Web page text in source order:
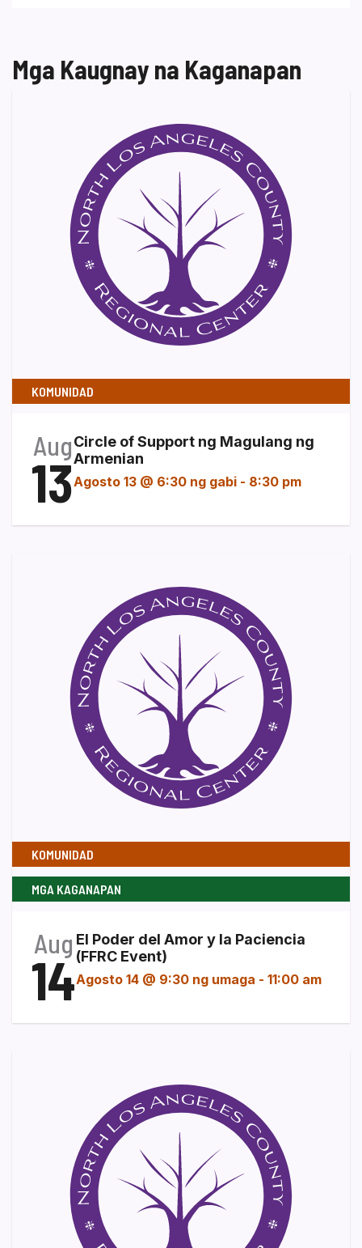
Mga Kaugnay na Kaganapan
KOMUNIDAD
Aug
13
Circle of Support ng Magulang ng
Armenian
Agosto 13 @ 6:30 ng gabi - 8:30 pm
KOMUNIDAD
MGA KAGANAPAN
Aug
14
El Poder del Amor y la Paciencia
(FFRC Event)
Agosto 14 @ 9:30 ng umaga - 11:00 am